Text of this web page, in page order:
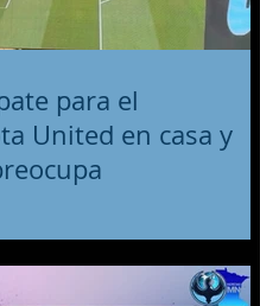
para el
United en casa y